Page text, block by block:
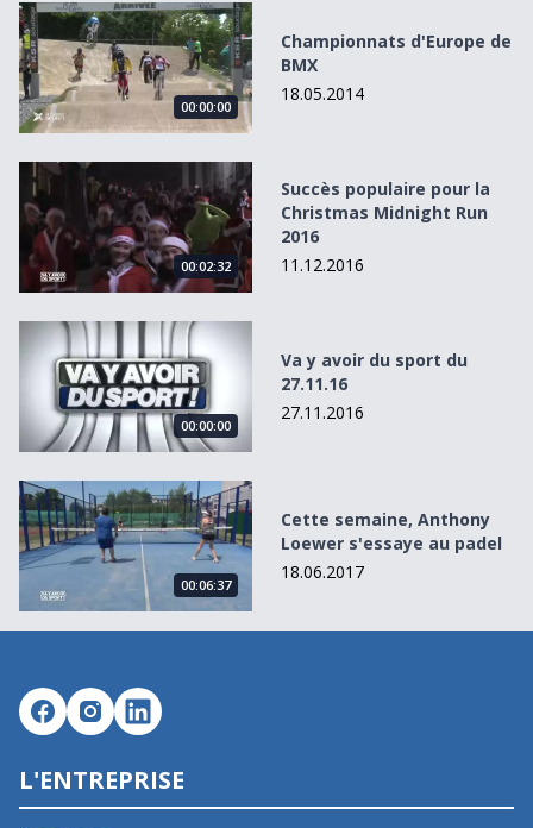
Championnats d&#039;Europe de BMX
00:00:00
Championnats d'Europe de
BMX
18.05.2014
Succès populaire pour la Christmas Midnight Run 2016
00:02:32
Succès populaire pour la
Christmas Midnight Run
2016
11.12.2016
Va y avoir du sport du 27.11.16
00:00:00
Va y avoir du sport du
27.11.16
27.11.2016
Cette semaine, Anthony Loewer s&#039;essaye au padel
00:06:37
Cette semaine, Anthony
Loewer s'essaye au padel
18.06.2017
L'ENTREPRISE